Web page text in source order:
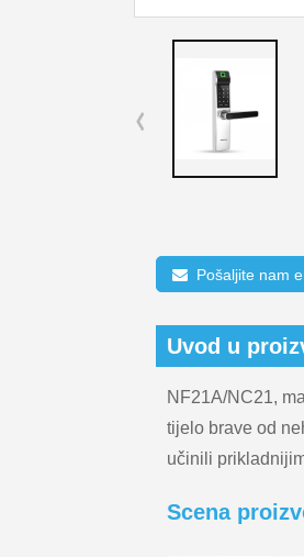
Pošaljite nam
Uvod u
NF21A/NC21,
tijelo brave od
učinili
Scena